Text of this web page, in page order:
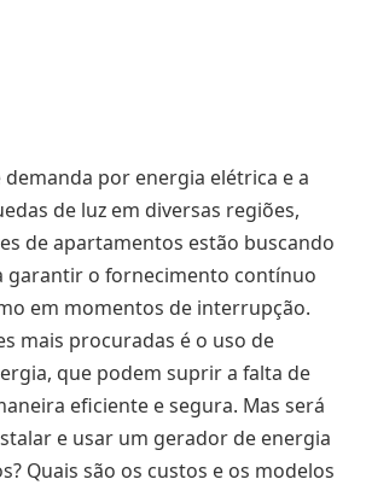
demanda por energia elétrica e a
de luz em diversas regiões,
de apartamentos estão buscando
garantir o fornecimento contínuo
em momentos de interrupção.
mais procuradas é o uso de
que podem suprir a falta de
eficiente e segura. Mas será
e usar um gerador de energia
Quais são os custos e os modelos